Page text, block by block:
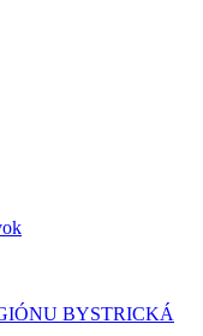
BYSTRICKÁ